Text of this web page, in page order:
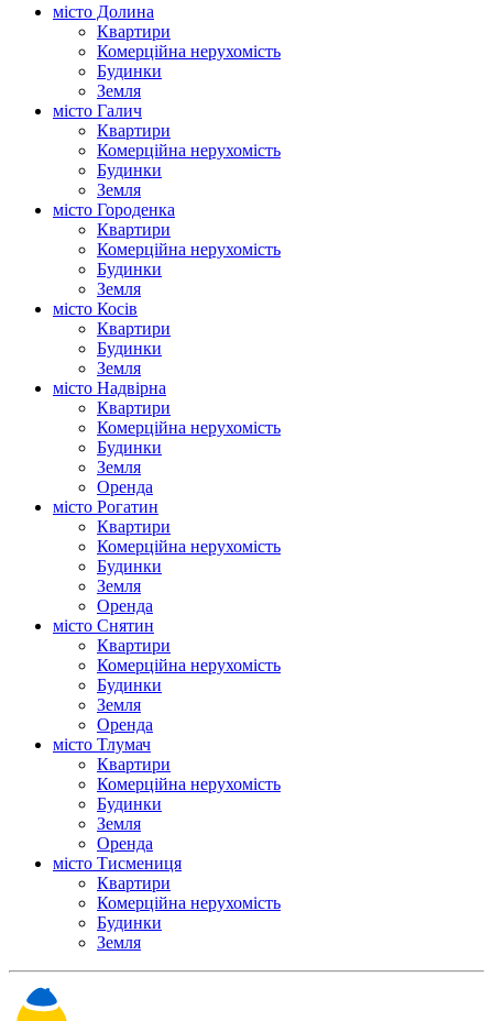
місто Долина
Квартири
Комерційна нерухомість
Будинки
Земля
місто Галич
Квартири
Комерційна нерухомість
Будинки
Земля
місто Городенка
Квартири
Комерційна нерухомість
Будинки
Земля
місто Косів
Квартири
Будинки
Земля
місто Надвірна
Квартири
Комерційна нерухомість
Будинки
Земля
Оренда
місто Рогатин
Квартири
Комерційна нерухомість
Будинки
Земля
Оренда
місто Снятин
Квартири
Комерційна нерухомість
Будинки
Земля
Оренда
місто Тлумач
Квартири
Комерційна нерухомість
Будинки
Земля
Оренда
місто Тисмениця
Квартири
Комерційна нерухомість
Будинки
Земля